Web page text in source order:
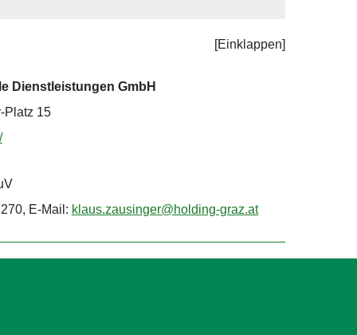
Dienstleistungen GmbH
Platz 15
E-Mail: klaus.zausinger@holding-graz.at